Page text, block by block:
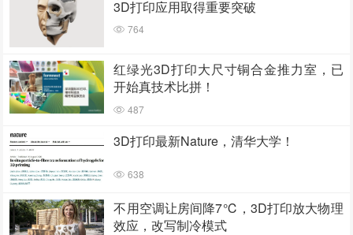
3D打印应用取得重要突破
764
红绿光3D打印大尺寸铜合金推力室，已
开始真技术比拼！
487
3D打印最新Nature，清华大学！
638
不用空调让房间降7℃，3D打印放大物理
效应，改写制冷模式